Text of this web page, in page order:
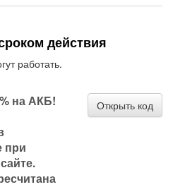
действия
работать.
на АКБ!
при
Открыть код